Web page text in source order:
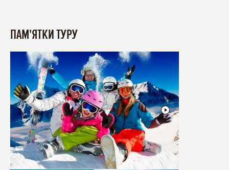
ПАМ'ЯТКИ ТУРУ